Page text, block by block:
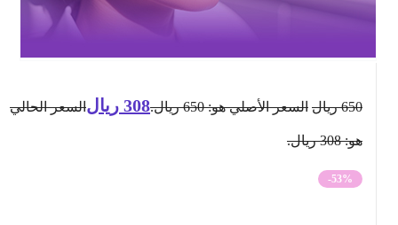
ريال السعر الأصلي هو: 650 ريال. 308 ريال السعر الحالي
-53%